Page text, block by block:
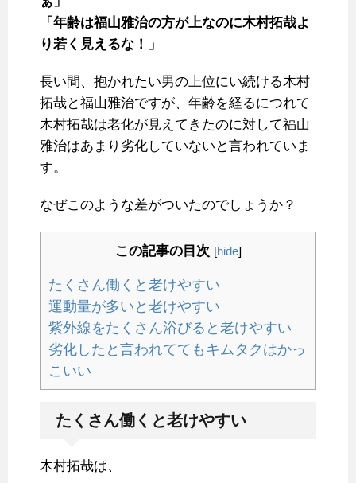
「年齢は福山雅治の方が上なのに木村拓哉よ
り若く見えるな！」
長い間、抱かれたい男の上位にい続ける木村
拓哉と福山雅治ですが、年齢を経るにつれて
木村拓哉は老化が見えてきたのに対して福山
雅治はあまり劣化していないと言われていま
す。
なぜこのような差がついたのでしょうか？
この記事の目次 [hide]
たくさん働くと老けやすい
運動量が多いと老けやすい
紫外線をたくさん浴びると老けやすい
劣化したと言われててもキムタクはかっ
こいい
たくさん働くと老けやすい
木村拓哉は、